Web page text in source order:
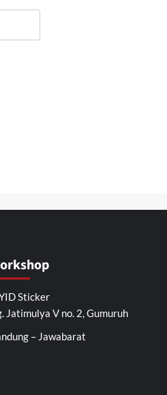
Sticker
Jatimulya V no. 2, Gumuruh
– Jawabarat